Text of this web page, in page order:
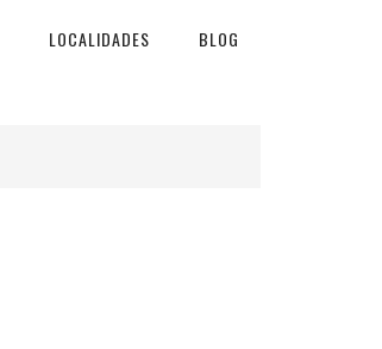
LOCALIDADES BLOG